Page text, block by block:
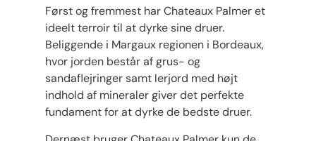
Først og fremmest har Chateaux Palmer et
ideelt terroir til at dyrke sine druer.
Beliggende i Margaux regionen i Bordeaux,
hvor jorden består af grus- og
sandaflejringer samt lerjord med højt
indhold af mineraler giver det perfekte
fundament for at dyrke de bedste druer.